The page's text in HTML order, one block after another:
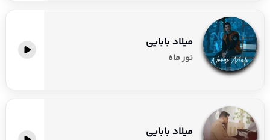
میلاد بابایی
نور ماه
میلاد بابایی